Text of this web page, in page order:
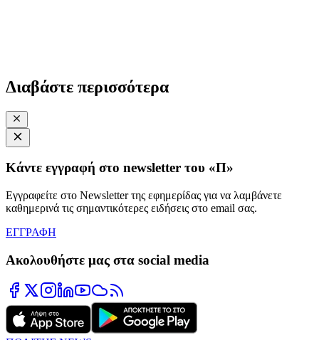
Διαβάστε περισσότερα
Κάντε εγγραφή στο newsletter του «Π»
Εγγραφείτε στο Newsletter της εφημερίδας για να λαμβάνετε
καθημερινά τις σημαντικότερες ειδήσεις στο email σας.
ΕΓΓΡΑΦΗ
Ακολουθήστε μας στα social media